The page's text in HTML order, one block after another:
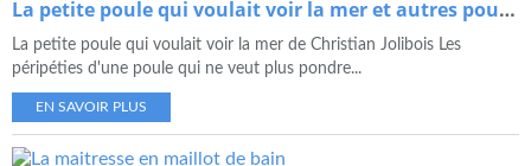
La petite poule qui voulait voir la mer et autres poules
La petite poule qui voulait voir la mer de Christian Jolibois Les
péripéties d'une poule qui ne veut plus pondre...
EN SAVOIR PLUS